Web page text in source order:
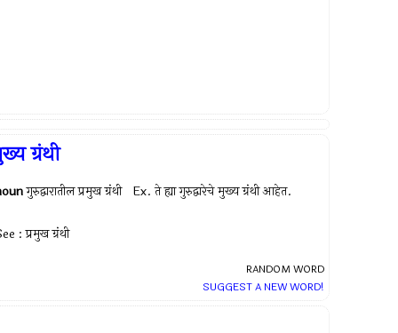
ग्रंथी
गुरुद्वारातील प्रमुख ग्रंथी Ex.ते ह्या गुरुद्वारेचे मुख्य ग्रंथी आहेत.
: प्रमुख ग्रंथी
RANDOM WORD
SUGGEST A NEW WORD!